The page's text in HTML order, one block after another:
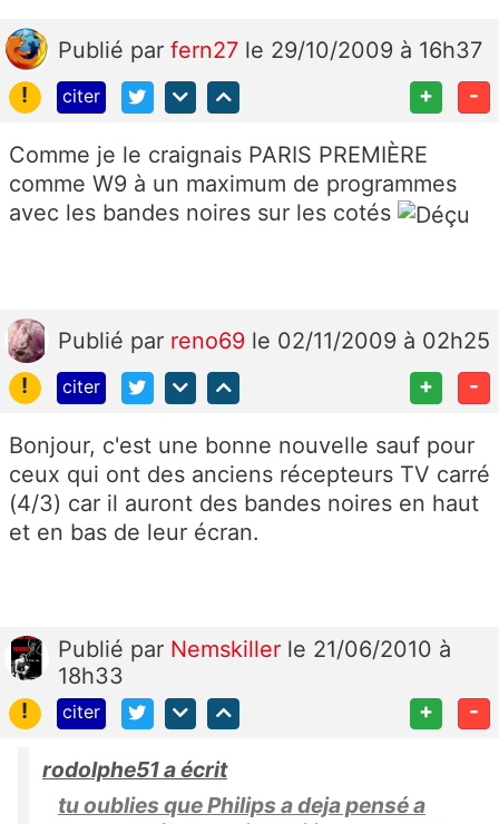
Publié par fern27 le 29/10/2009 à 16h37
!
citer + -
Comme je le craignais PARIS PREMIÈRE
comme W9 à un maximum de programmes
avec les bandes noires sur les cotés
Publié par reno69 le 02/11/2009 à 02h25
!
citer + -
Bonjour, c'est une bonne nouvelle sauf pour
ceux qui ont des anciens récepteurs TV carré
(4/3) car il auront des bandes noires en haut
et en bas de leur écran.
Publié par Nemskiller le 21/06/2010 à
18h33
!
citer + -
rodolphe51 a écrit
tu oublies que Philips a deja pensé a